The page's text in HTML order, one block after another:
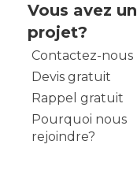
Vous avez un
projet?
Contactez-nous
Devis gratuit
Rappel gratuit
Pourquoi nous
rejoindre?